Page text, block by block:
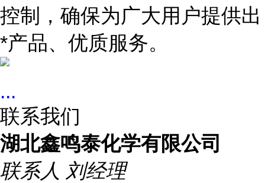
控制，确保为广大用户提供出
*产品、优质服务。
...
联系我们
湖北鑫鸣泰化学有限公司
联系人 刘经理